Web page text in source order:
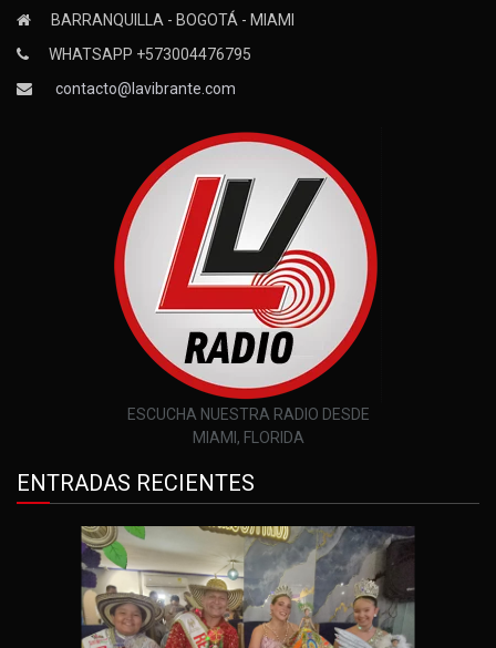
BARRANQUILLA - BOGOTÁ - MIAMI
WHATSAPP +573004476795
contacto@lavibrante.com
ESCUCHA NUESTRA RADIO DESDE
MIAMI, FLORIDA
ENTRADAS RECIENTES